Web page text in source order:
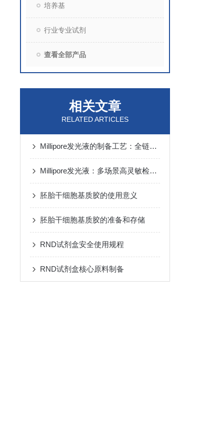
培养基
行业专业试剂
查看全部产品
相关文章
RELATED ARTICLES
Millipore发光液的制备工艺：全链路质控保障检测性能稳定
Millipore发光液：多场景高灵敏检测的核心试剂支撑
胚胎干细胞基质胶的使用意义
胚胎干细胞基质胶的准备和存储
RND试剂盒安全使用规程
RND试剂盒核心原料制备